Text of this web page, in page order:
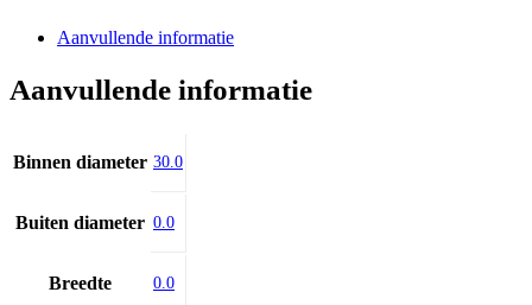
Aanvullende informatie
Aanvullende informatie
Binnen diameter 30.0
Buiten diameter 0.0
Breedte 0.0